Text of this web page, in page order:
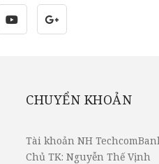
CHUYỂN KHOẢN
Tài khoản NH
Chủ TK: Nguyễn Thế Vịnh